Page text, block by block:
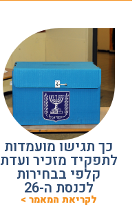
כך תגישו מועמדות
לתפקיד מזכיר ועדת
קלפי בבחירות
לכנסת ה-26
לקריאת המאמר >